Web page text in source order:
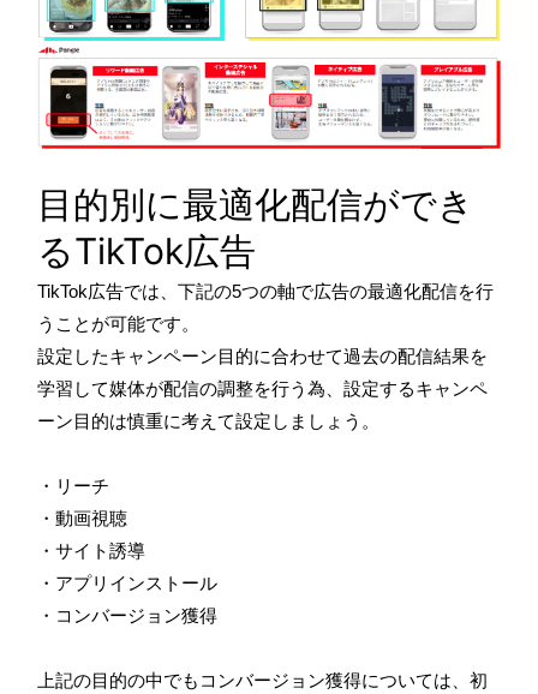
目的別に最適化配信ができ
るTikTok広告
TikTok広告では、下記の5つの軸で広告の最適化配信を行
うことが可能です。
設定したキャンペーン目的に合わせて過去の配信結果を
学習して媒体が配信の調整を行う為、設定するキャンペ
ーン目的は慎重に考えて設定しましょう。
・リーチ
・動画視聴
・サイト誘導
・アプリインストール
・コンバージョン獲得
上記の目的の中でもコンバージョン獲得については、初